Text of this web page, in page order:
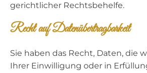
gerichtlicher Rechtsbehelfe.
Recht auf Daten­übertrag­barkeit
Sie haben das Recht, Daten, die
Ihrer Einwilligung oder in